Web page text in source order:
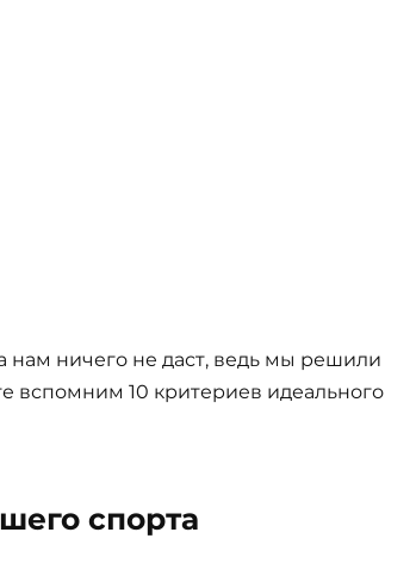
нам ничего не даст, ведь мы решили
вспомним 10 критериев идеального
спорта